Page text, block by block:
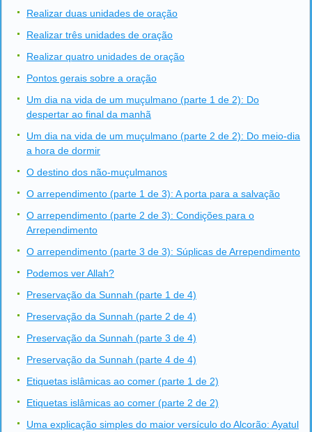
Realizar duas unidades de oração
Realizar três unidades de oração
Realizar quatro unidades de oração
Pontos gerais sobre a oração
Um dia na vida de um muçulmano (parte 1 de 2): Do
despertar ao final da manhã
Um dia na vida de um muçulmano (parte 2 de 2): Do meio-dia
a hora de dormir
O destino dos não-muçulmanos
O arrependimento (parte 1 de 3): A porta para a salvação
O arrependimento (parte 2 de 3): Condições para o
Arrependimento
O arrependimento (parte 3 de 3): Súplicas de Arrependimento
Podemos ver Allah?
Preservação da Sunnah (parte 1 de 4)
Preservação da Sunnah (parte 2 de 4)
Preservação da Sunnah (parte 3 de 4)
Preservação da Sunnah (parte 4 de 4)
Etiquetas islâmicas ao comer (parte 1 de 2)
Etiquetas islâmicas ao comer (parte 2 de 2)
Uma explicação simples do maior versículo do Alcorão: Ayatul